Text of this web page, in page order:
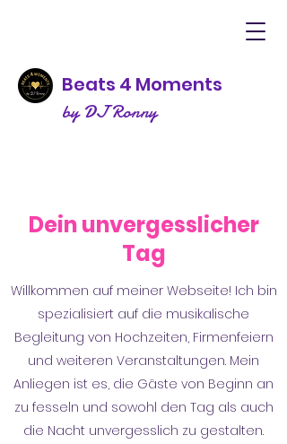
Beats 4 Moments
by DJ Ronny
Dein unvergesslicher
Tag
Willkommen auf meiner Webseite! Ich bin
spezialisiert auf die musikalische
Begleitung von Hochzeiten, Firmenfeiern
und weiteren Veranstaltungen. Mein
Anliegen ist es, die Gäste von Beginn an
zu fesseln und sowohl den Tag als auch
die Nacht unvergesslich zu gestalten.